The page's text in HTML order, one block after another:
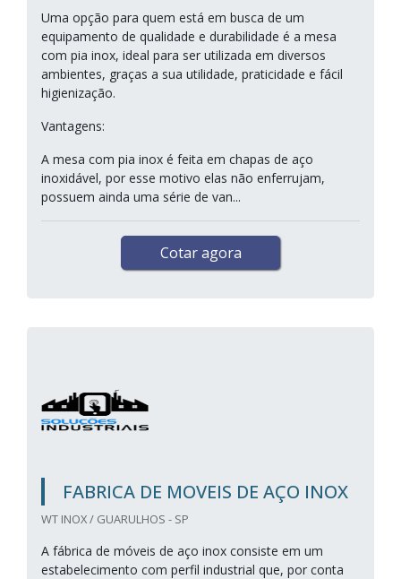
Uma opção para quem está em busca de um
equipamento de qualidade e durabilidade é a mesa
com pia inox, ideal para ser utilizada em diversos
ambientes, graças a sua utilidade, praticidade e fácil
higienização.
Vantagens:
A mesa com pia inox é feita em chapas de aço
inoxidável, por esse motivo elas não enferrujam,
possuem ainda uma série de van...
Cotar agora
FABRICA DE MOVEIS DE AÇO INOX
WT INOX / GUARULHOS - SP
A fábrica de móveis de aço inox consiste em um
estabelecimento com perfil industrial que, por conta